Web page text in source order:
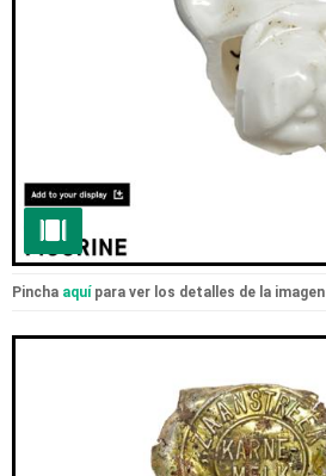
Pincha aquípara ver los detalles de la imagen